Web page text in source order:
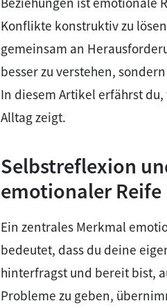
Konflikte konstruktiv zu
gemeinsam an
besser zu verstehen,
In diesem Artikel erfährst
Alltag zeigt.
Selbstreflexion
emotionaler Reife
Ein zentrales Merkmal
bedeutet, dass du deine
hinterfragst und bereit bist,
Probleme zu geben,